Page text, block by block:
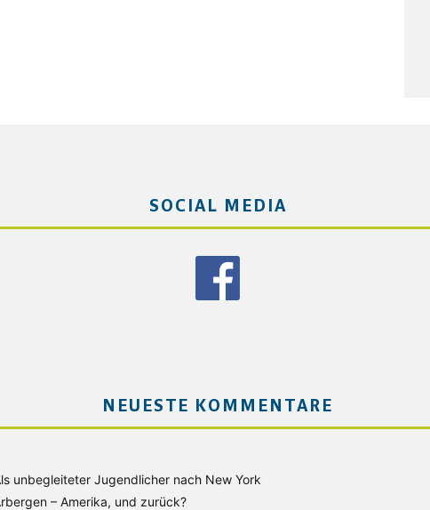
SOCIAL MEDIA
NEUESTE KOMMENTARE
unbegleiteter Jugendlicher nach New York
– Amerika, und zurück?